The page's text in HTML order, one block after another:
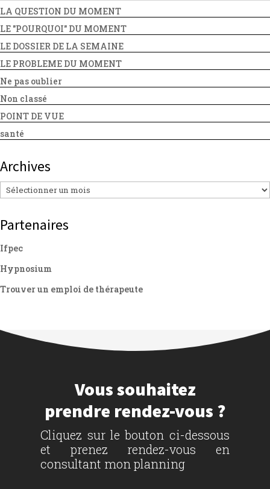
LA QUESTION DU MOMENT
LE "POURQUOI" DU MOMENT
LE DOSSIER DE LA SEMAINE
LE PROBLEME DU MOMENT
Ne pas oublier
Non classé
POINT DE VUE
santé
Archives
Archives
Partenaires
Ifpec
Hypnosium
Trouver un emploi de thérapeute
Vous souhaitez
prendre rendez-vous ?
Cliquez sur le bouton ci-dessous
et prenez rendez-vous en
consultant mon planning